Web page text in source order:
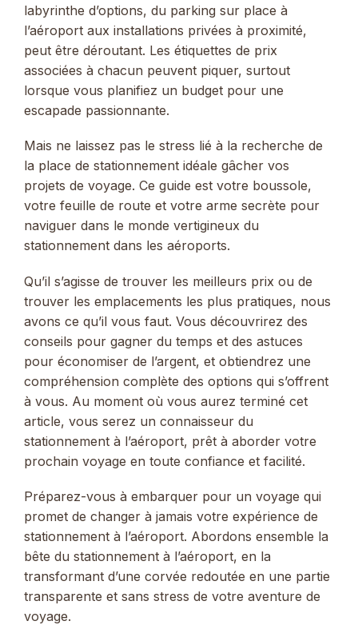
labyrinthe d’options, du parking sur place à
l’aéroport aux installations privées à proximité,
peut être déroutant. Les étiquettes de prix
associées à chacun peuvent piquer, surtout
lorsque vous planifiez un budget pour une
escapade passionnante.
Mais ne laissez pas le stress lié à la recherche de
la place de stationnement idéale gâcher vos
projets de voyage. Ce guide est votre boussole,
votre feuille de route et votre arme secrète pour
naviguer dans le monde vertigineux du
stationnement dans les aéroports.
Qu’il s’agisse de trouver les meilleurs prix ou de
trouver les emplacements les plus pratiques, nous
avons ce qu’il vous faut. Vous découvrirez des
conseils pour gagner du temps et des astuces
pour économiser de l’argent, et obtiendrez une
compréhension complète des options qui s’offrent
à vous. Au moment où vous aurez terminé cet
article, vous serez un connaisseur du
stationnement à l’aéroport, prêt à aborder votre
prochain voyage en toute confiance et facilité.
Préparez-vous à embarquer pour un voyage qui
promet de changer à jamais votre expérience de
stationnement à l’aéroport. Abordons ensemble la
bête du stationnement à l’aéroport, en la
transformant d’une corvée redoutée en une partie
transparente et sans stress de votre aventure de
voyage.